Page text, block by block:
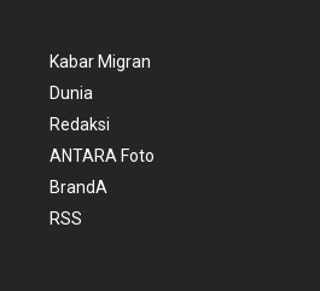
Kabar Migran
Dunia
Redaksi
ANTARA Foto
BrandA
RSS